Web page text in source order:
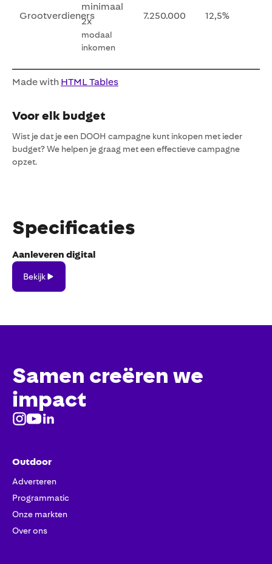
Grootverdieners
minimaal
2x
modaal
inkomen
7.250.000 12,5%
Made with HTML Tables
Voor elk budget
Wist je dat je een DOOH campagne kunt inkopen met ieder
budget? We helpen je graag met een effectieve campagne
opzet.
Specificaties
Aanleveren digital
Bekijk
Samen creëren we
impact
Outdoor
Adverteren
Programmatic
Onze markten
Over ons